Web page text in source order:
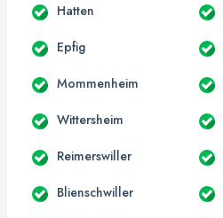
Hatten
Epfig
Mommenheim
Wittersheim
Reimerswiller
Blienschwiller